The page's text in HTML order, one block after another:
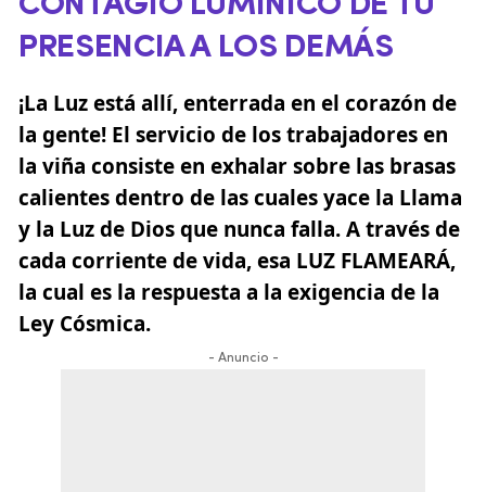
PRESENCIA A LOS DEMÁS
¡La Luz está allí, enterrada en el corazón de
la gente! El servicio de los trabajadores en
la viña consiste en exhalar sobre las brasas
calientes dentro de las cuales yace la Llama
y la Luz de Dios que nunca falla. A través de
cada corriente de vida, esa LUZ FLAMEARÁ,
la cual es la respuesta a la exigencia de la
Ley Cósmica.
- Anuncio -